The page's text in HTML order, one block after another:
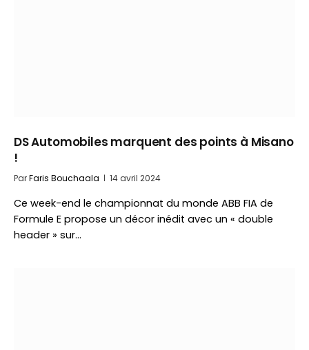
DS Automobiles marquent des points à Misano
!
ParFaris Bouchaala 14 avril 2024
Ce week-end le championnat du monde ABB FIA de
Formule E propose un décor inédit avec un « double
header » sur…